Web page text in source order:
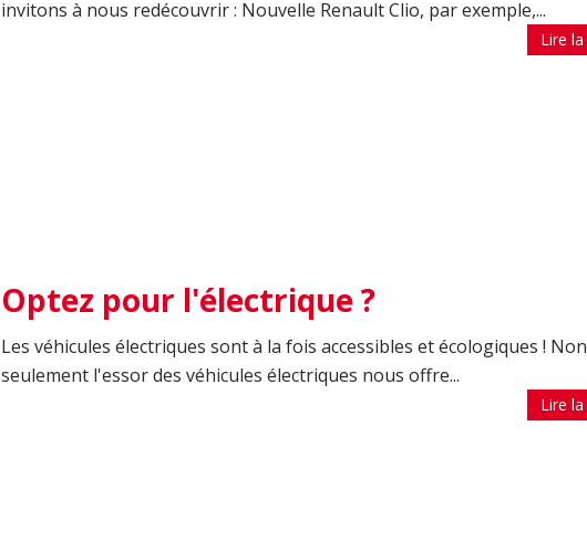
invitons à nous redécouvrir : Nouvelle Renault Clio, par exemple,...
Lire
Optez pour l'électrique ?
Les véhicules électriques sont à la fois accessibles et écologiques ! Non
seulement l'essor des véhicules électriques nous offre...
Lire